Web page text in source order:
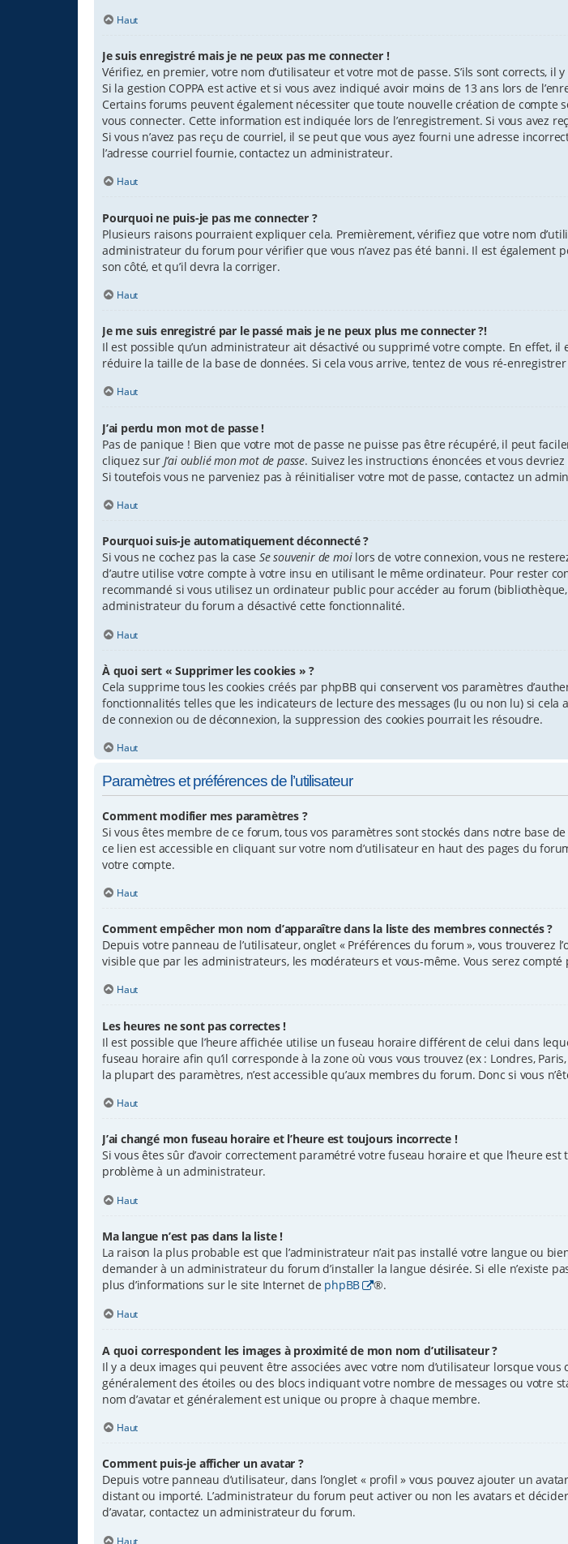
Haut
Je suis enregistré mais je ne peux pas me connecter !
Vérifiez, en premier, votre nom d’utilisateur et votre mot de passe. S’ils sont corrects, il
Si la gestion COPPA est active et si vous avez indiqué avoir moins de 13 ans lors de
Certains forums peuvent également nécessiter que toute nouvelle création de
vous connecter. Cette information est indiquée lors de l’enregistrement. Si vous avez
Si vous n’avez pas reçu de courriel, il se peut que vous ayez fourni une adresse
l’adresse courriel fournie, contactez un administrateur.
Haut
Pourquoi ne puis-je pas me connecter ?
Plusieurs raisons pourraient expliquer cela. Premièrement, vérifiez que votre nom
administrateur du forum pour vérifier que vous n’avez pas été banni. Il est
son côté, et qu’il devra la corriger.
Haut
Je me suis enregistré par le passé mais je ne peux plus me connecter ?!
Il est possible qu’un administrateur ait désactivé ou supprimé votre compte. En
réduire la taille de la base de données. Si cela vous arrive, tentez de vous ré-
Haut
J’ai perdu mon mot de passe !
Pas de panique ! Bien que votre mot de passe ne puisse pas être récupéré, il peut
cliquez sur J’ai oublié mon mot de passe. Suivez les instructions énoncées et vous
Si toutefois vous ne parveniez pas à réinitialiser votre mot de passe, contactez un
Haut
Pourquoi suis-je automatiquement déconnecté ?
Si vous ne cochez pas la case Se souvenir de moilors de votre connexion, vous ne
d’autre utilise votre compte à votre insu en utilisant le même ordinateur. Pour rester
recommandé si vous utilisez un ordinateur public pour accéder au forum
administrateur du forum a désactivé cette fonctionnalité.
Haut
À quoi sert « Supprimer les cookies » ?
Cela supprime tous les cookies créés par phpBB qui conservent vos paramètres
fonctionnalités telles que les indicateurs de lecture des messages (lu ou non lu) si
de connexion ou de déconnexion, la suppression des cookies pourrait les résoudre.
Haut
Paramètres et préférences de l’utilisateur
Comment modifier mes paramètres ?
Si vous êtes membre de ce forum, tous vos paramètres sont stockés dans notre base
ce lien est accessible en cliquant sur votre nom d’utilisateur en haut des pages du
votre compte.
Haut
Comment empêcher mon nom d’apparaître dans la liste des membres connectés ?
Depuis votre panneau de l’utilisateur, onglet « Préférences du forum », vous trouverez
visible que par les administrateurs, les modérateurs et vous-même. Vous serez
Haut
Les heures ne sont pas correctes !
Il est possible que l’heure affichée utilise un fuseau horaire différent de celui dans
fuseau horaire afin qu’il corresponde à la zone où vous vous trouvez (ex : Londres,
la plupart des paramètres, n’est accessible qu’aux membres du forum. Donc si vous
Haut
J’ai changé mon fuseau horaire et l’heure est toujours incorrecte !
Si vous êtes sûr d’avoir correctement paramétré votre fuseau horaire et que l’heure
problème à un administrateur.
Haut
Ma langue n’est pas dans la liste !
La raison la plus probable est que l’administrateur n’ait pas installé votre langue ou
demander à un administrateur du forum d’installer la langue désirée. Si elle n’existe
plus d’informations sur le site Internet de phpBB ®.
Haut
A quoi correspondent les images à proximité de mon nom d’utilisateur ?
Il y a deux images qui peuvent être associées avec votre nom d’utilisateur lorsque vous
généralement des étoiles ou des blocs indiquant votre nombre de messages ou votre
nom d’avatar et généralement est unique ou propre à chaque membre.
Haut
Comment puis-je afficher un avatar ?
Depuis votre panneau d’utilisateur, dans l’onglet « profil » vous pouvez ajouter un
distant ou importé. L’administrateur du forum peut activer ou non les avatars et
d’avatar, contactez un administrateur du forum.
Haut